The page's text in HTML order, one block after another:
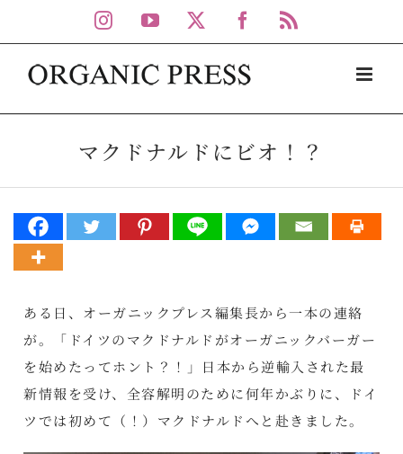
to
content
Instagram
YouTube Facebook
マクドナルドにビオ！？
ある日、オーガニックプレス編集長から一本の連絡
が。「ドイツのマクドナルドがオーガニックバーガー
を始めたってホント？！」日本から逆輸入された最
新情報を受け、全容解明のために何年かぶりに、ドイ
ツでは初めて（！）マクドナルドへと赴きました。